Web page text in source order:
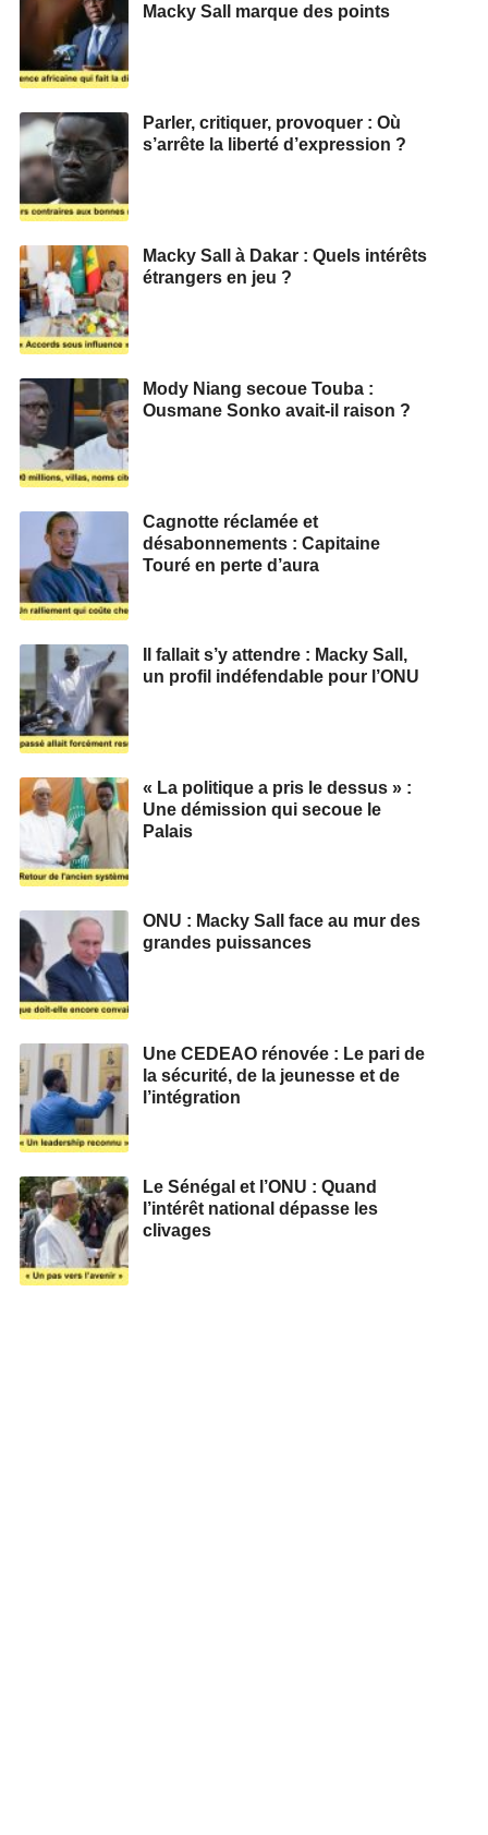
Macky Sall marque des points
Parler, critiquer, provoquer : Où
s’arrête la liberté d’expression ?
Macky Sall à Dakar : Quels intérêts
étrangers en jeu ?
Mody Niang secoue Touba :
Ousmane Sonko avait-il raison ?
Cagnotte réclamée et
désabonnements : Capitaine
Touré en perte d’aura
Il fallait s’y attendre : Macky Sall,
un profil indéfendable pour l’ONU
« La politique a pris le dessus » :
Une démission qui secoue le
Palais
ONU : Macky Sall face au mur des
grandes puissances
Une CEDEAO rénovée : Le pari de
la sécurité, de la jeunesse et de
l’intégration
Le Sénégal et l’ONU : Quand
l’intérêt national dépasse les
clivages